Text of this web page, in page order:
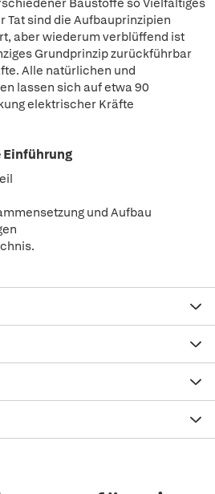
Baustoffe so Vielfältiges
Tat sind die Aufbauprinzipien
aber wiederum verblüffend ist
Grundprinzip zurückführbar
Alle natürlichen und
lassen sich auf etwa 90
elektrischer Kräfte
Einführung
und Aufbau